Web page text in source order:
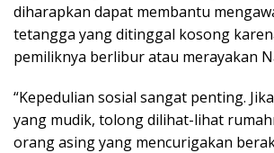
diharapkan dapat membantu
tetangga yang ditinggal kosong
pemiliknya berlibur atau merayakan
“Kepedulian sosial sangat penting.
yang mudik, tolong dilihat-lihat
orang asing yang mencurigakan